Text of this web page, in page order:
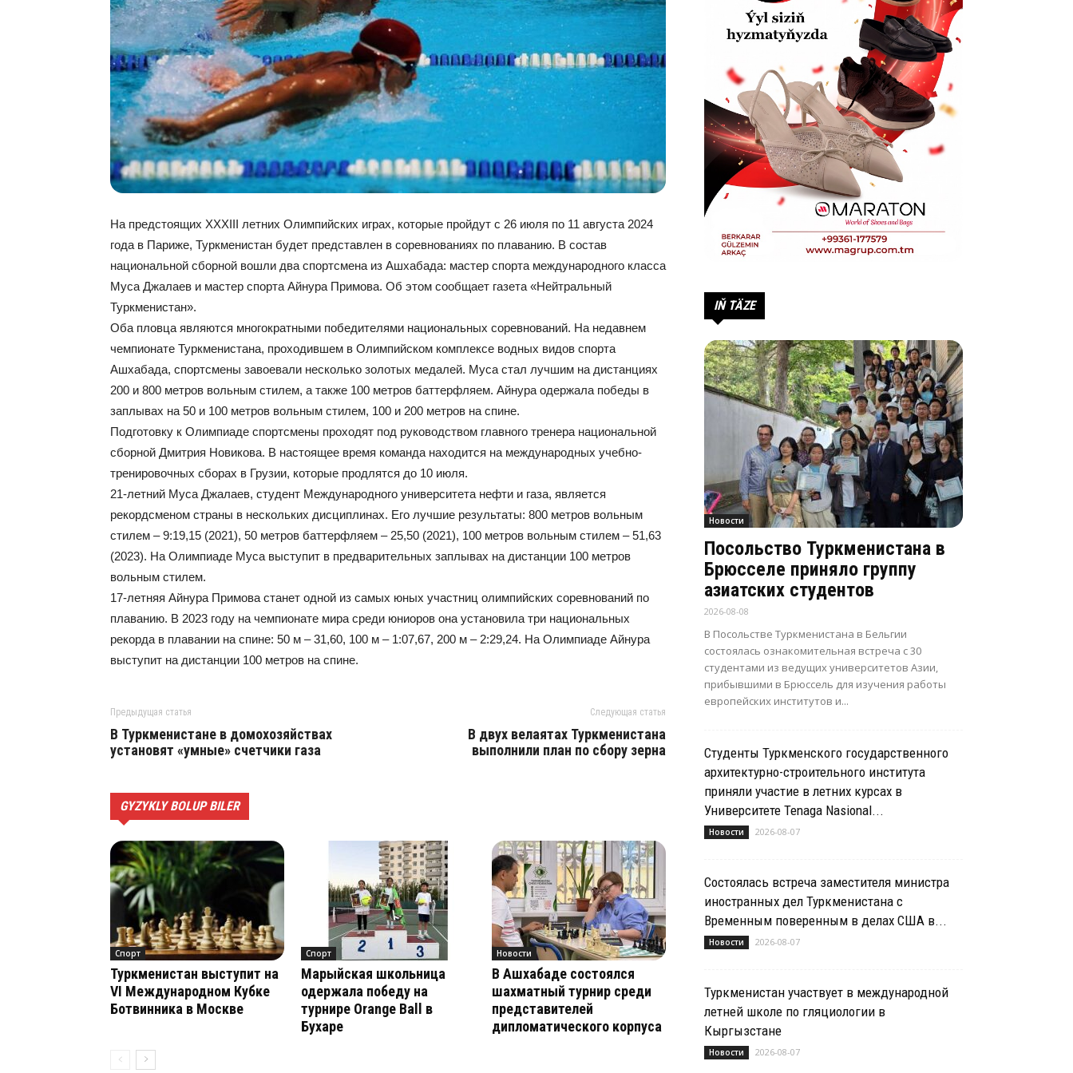
На предстоящих XXXIII летних Олимпийских играх, которые пройдут с 26 июля по 11 августа 2024
года в Париже, Туркменистан будет представлен в соревнованиях по плаванию. В состав
национальной сборной вошли два спортсмена из Ашхабада: мастер спорта международного класса
Муса Джалаев и мастер спорта Айнура Примова. Об этом сообщает газета «Нейтральный
Туркменистан».
Оба пловца являются многократными победителями национальных соревнований. На недавнем
чемпионате Туркменистана, проходившем в Олимпийском комплексе водных видов спорта
Ашхабада, спортсмены завоевали несколько золотых медалей. Муса стал лучшим на дистанциях
200 и 800 метров вольным стилем, а также 100 метров баттерфляем. Айнура одержала победы в
заплывах на 50 и 100 метров вольным стилем, 100 и 200 метров на спине.
Подготовку к Олимпиаде спортсмены проходят под руководством главного тренера национальной
сборной Дмитрия Новикова. В настоящее время команда находится на международных учебно-
тренировочных сборах в Грузии, которые продлятся до 10 июля.
21-летний Муса Джалаев, студент Международного университета нефти и газа, является
рекордсменом страны в нескольких дисциплинах. Его лучшие результаты: 800 метров вольным
стилем – 9:19,15 (2021), 50 метров баттерфляем – 25,50 (2021), 100 метров вольным стилем – 51,63
(2023). На Олимпиаде Муса выступит в предварительных заплывах на дистанции 100 метров
вольным стилем.
17-летняя Айнура Примова станет одной из самых юных участниц олимпийских соревнований по
плаванию. В 2023 году на чемпионате мира среди юниоров она установила три национальных
рекорда в плавании на спине: 50 м – 31,60, 100 м – 1:07,67, 200 м – 2:29,24. На Олимпиаде Айнура
выступит на дистанции 100 метров на спине.
Предыдущая статья
В Туркменистане в домохозяйствах
установят «умные» счетчики газа
Следующая статья
В двух велаятах Туркменистана
выполнили план по сбору зерна
GYZYKLY BOLUP BILER
Спорт
Туркменистан выступит на
VI Международном Кубке
Ботвинника в Москве
Спорт
Марыйская школьница
одержала победу на
турнире Orange Ball в
Бухаре
Новости
В Ашхабаде состоялся
шахматный турнир среди
представителей
дипломатического корпуса
IŇ TÄZE
Новости
Посольство Туркменистана в
Брюсселе приняло группу
азиатских студентов
2026-08-08
В Посольстве Туркменистана в Бельгии
состоялась ознакомительная встреча с 30
студентами из ведущих университетов Азии,
прибывшими в Брюссель для изучения работы
европейских институтов и...
Студенты Туркменского государственного
архитектурно-строительного института
приняли участие в летних курсах в
Университете Tenaga Nasional...
Новости 2026-08-07
Состоялась встреча заместителя министра
иностранных дел Туркменистана с
Временным поверенным в делах США в...
Новости 2026-08-07
Туркменистан участвует в международной
летней школе по гляциологии в
Кыргызстане
Новости 2026-08-07